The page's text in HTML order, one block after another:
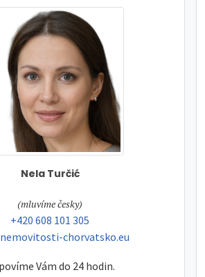
Nela Turčić
tel:
(mluvíme česky)
tel:
+420 608 101 305
chorvatsko.eu
Vám do 24 hodin.